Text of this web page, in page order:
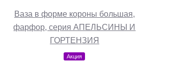
Ваза в форме короны большая,
фарфор, серия АПЕЛЬСИНЫ И
ГОРТЕНЗИЯ
Акция